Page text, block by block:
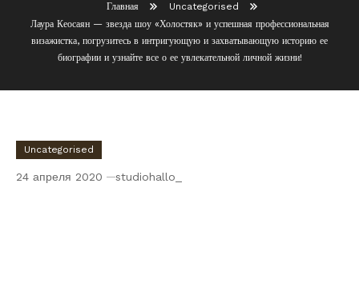
Главная
Uncategorised
Лаура Кеосаян — звезда шоу «Холостяк» и успешная профессиональная
визажистка, погрузитесь в интригующую и захватывающую историю ее
биографии и узнайте все о ее увлекательной личной жизни!
Uncategorised
24 апреля 2020 studiohallo_